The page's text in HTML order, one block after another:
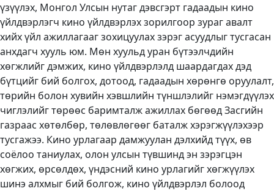
үзүүлэх, Монгол Улсын нутаг дэвсгэрт гадаадын кино
үйлдвэрлэгч кино үйлдвэрлэх зорилгоор зураг авалт
хийх үйл ажиллагааг зохицуулах зэрэг асуудлыг тусгасан
анхдагч хууль юм. Мөн хуульд уран бүтээлчдийн
хөгжлийг дэмжих, кино үйлдвэрлэлд шаардагдах дэд
бүтцийг бий болгох, дотоод, гадаадын хөрөнгө оруулалт,
төрийн болон хувийн хэвшлийн түншлэлийг нэмэгдүүлэх
чиглэлийг төрөөс баримталж ажиллах бөгөөд Засгийн
газраас хөтөлбөр, төлөвлөгөөг баталж хэрэгжүүлэхээр
тусгажээ. Кино урлагаар дамжуулан дэлхийд түүх, өв
соёлоо таниулах, олон улсын түвшинд эн зэрэгцэн
хөгжих, өрсөлдөх, үндэсний кино урлагийг хөгжүүлэх
шинэ алхмыг бий болгож, кино үйлдвэрлэл болоод